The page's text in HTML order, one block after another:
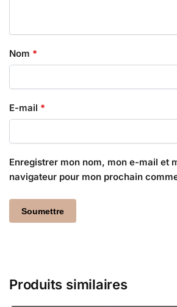
Nom *
E-mail *
Enregistrer mon nom, mon e-mail et
navigateur pour mon prochain
Produits similaires